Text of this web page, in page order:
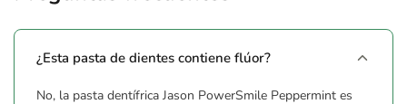
¿Esta pasta de dientes contiene flúor?
No, la pasta dentífrica Jason PowerSmile Peppermint es